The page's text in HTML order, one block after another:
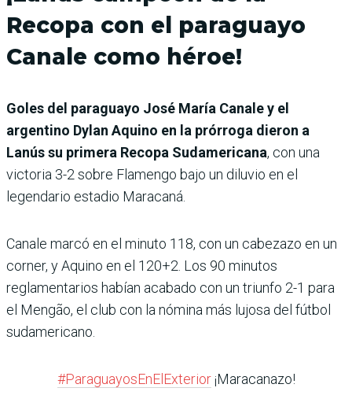
Recopa con el paraguayo
Canale como héroe!
Goles del paraguayo José María Canale y el
argentino Dylan Aquino en la prórroga dieron a
Lanús su primera Recopa Sudamericana, con una
victoria 3-2 sobre Flamengo bajo un diluvio en el
legendario estadio Maracaná.
Canale marcó en el minuto 118, con un cabezazo en un
corner, y Aquino en el 120+2. Los 90 minutos
reglamentarios habían acabado con un triunfo 2-1 para
el Mengão, el club con la nómina más lujosa del fútbol
sudamericano.
#ParaguayosEnElExterior¡Maracanazo!